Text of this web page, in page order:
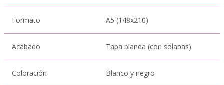
Formato A5 (148x210)
Acabado Tapa blanda (con solapas)
Coloración Blanco y negro